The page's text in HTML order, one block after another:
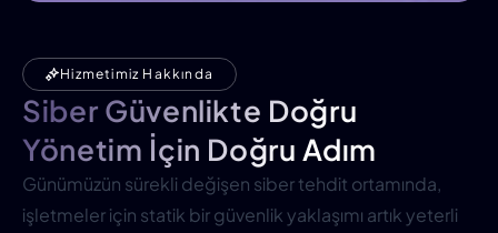
Hizmetimiz Hakkında
Siber Güvenlikte Doğru
Yönetim İçin Doğru Adım
Günümüzün sürekli değişen siber tehdit ortamında,
işletmeler için statik bir güvenlik yaklaşımı artık yeterli